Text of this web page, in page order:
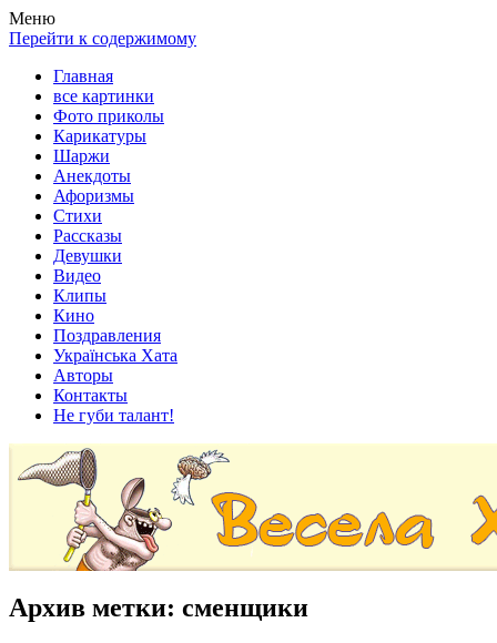
Весела хата — прикольные картинки, смешные истории,
клипы!
Покажем всем ваши фото приколы, карикатуры, шаржи, стихи,
рассказы, видео и песни!
Меню
Перейти к содержимому
Главная
все картинки
Фото приколы
Карикатуры
Шаржи
Анекдоты
Афоризмы
Стихи
Рассказы
Девушки
Видео
Клипы
Кино
Поздравления
Українська Хата
Авторы
Контакты
Не губи талант!
Архив метки: сменщики